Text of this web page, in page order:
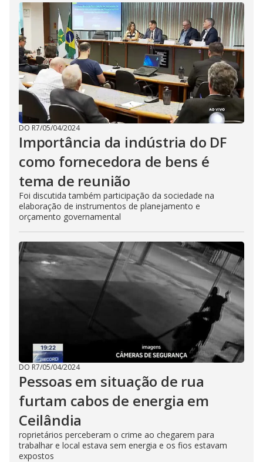
DO R7/05/04/2024
Importância da indústria do DF
como fornecedora de bens é
tema de reunião
Foi discutida também participação da sociedade na
elaboração de instrumentos de planejamento e
orçamento governamental
DO R7/05/04/2024
Pessoas em situação de rua
furtam cabos de energia em
Ceilândia
roprietários perceberam o crime ao chegarem para
trabalhar e local estava sem energia e os fios estavam
expostos